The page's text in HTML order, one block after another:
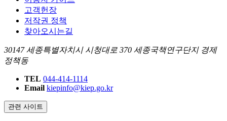
고객헌장
저작권 정책
찾아오시는길
30147 세종특별자치시 시청대로 370 세종국책연구단지 경제
정책동
TEL 044-414-1114
Email kiepinfo@kiep.go.kr
관련 사이트